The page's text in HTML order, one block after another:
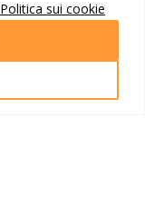
Politica sui cookie